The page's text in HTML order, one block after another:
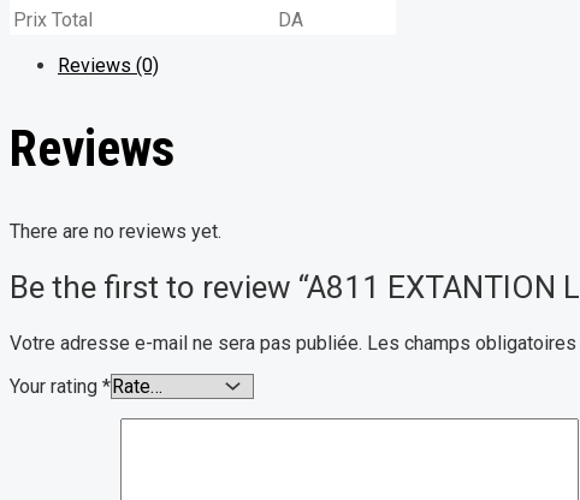
Prix Total
DA
Reviews (0)
Reviews
There are no reviews yet.
Be the first to review “A811 EXTANTION
Votre adresse e-mail ne sera pas publiée. Les champs
Your rating *